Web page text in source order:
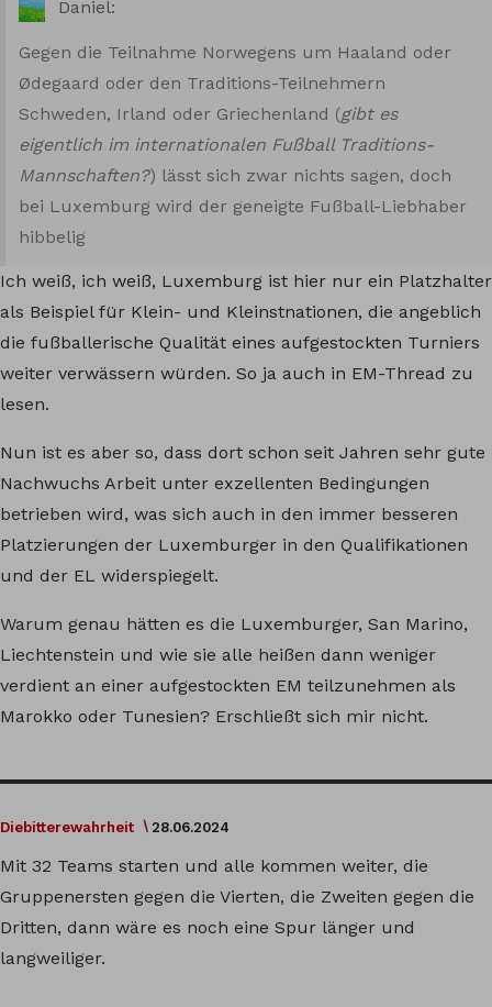
Daniel:
Gegen die Teilnahme Norwegens um Haaland oder
Ødegaard oder den Traditions-Teilnehmern
Schweden, Irland oder Griechenland (gibt es
eigentlich im internationalen Fußball Traditions-
Mannschaften?) lässt sich zwar nichts sagen, doch
bei Luxemburg wird der geneigte Fußball-Liebhaber
hibbelig
Ich weiß, ich weiß, Luxemburg ist hier nur ein Platzhalter
als Beispiel für Klein- und Kleinstnationen, die angeblich
die fußballerische Qualität eines aufgestockten Turniers
weiter verwässern würden. So ja auch in EM-Thread zu
lesen.
Nun ist es aber so, dass dort schon seit Jahren sehr gute
Nachwuchs Arbeit unter exzellenten Bedingungen
betrieben wird, was sich auch in den immer besseren
Platzierungen der Luxemburger in den Qualifikationen
und der EL widerspiegelt.
Warum genau hätten es die Luxemburger, San Marino,
Liechtenstein und wie sie alle heißen dann weniger
verdient an einer aufgestockten EM teilzunehmen als
Marokko oder Tunesien? Erschließt sich mir nicht.
Diebitterewahrheit 28.06.2024
Mit 32 Teams starten und alle kommen weiter, die
Gruppenersten gegen die Vierten, die Zweiten gegen die
Dritten, dann wäre es noch eine Spur länger und
langweiliger.